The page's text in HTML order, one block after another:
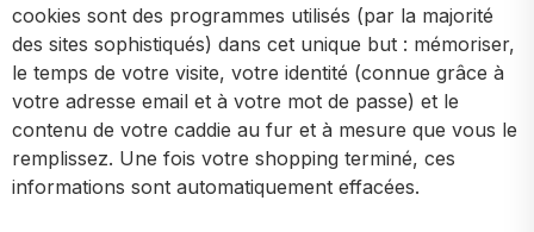
cookies sont des programmes utilisés (par la majorité
des sites sophistiqués) dans cet unique but : mémoriser,
le temps de votre visite, votre identité (connue grâce à
votre adresse email et à votre mot de passe) et le
contenu de votre caddie au fur et à mesure que vous le
remplissez. Une fois votre shopping terminé, ces
informations sont automatiquement effacées.